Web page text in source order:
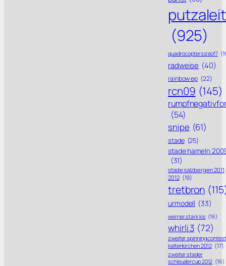
putzaleit
(925)
quadrocoptersizeof7
radweise (40)
rainbow ep (22)
rcn09 (145)
(54)
snipe (61)
stade (25)
stade hameln
(31)
stade salzbergen 2011
2012 (19)
tretbron
urmodell (33)
werner stark kis (16)
whirli 3 (72)
zweiter spinning contest
kaltenkirchen 2012 (17)
zweiter stader
schleudercup 2012 (16)